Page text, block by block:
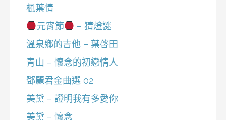
楓葉情
元宵節
– 猜燈謎
溫泉鄉的吉他 – 葉啓田
青山 – 懷念的初戀情人
鄧麗君金曲選 02
美黛 – 證明我有多愛你
美黛 – 懷念